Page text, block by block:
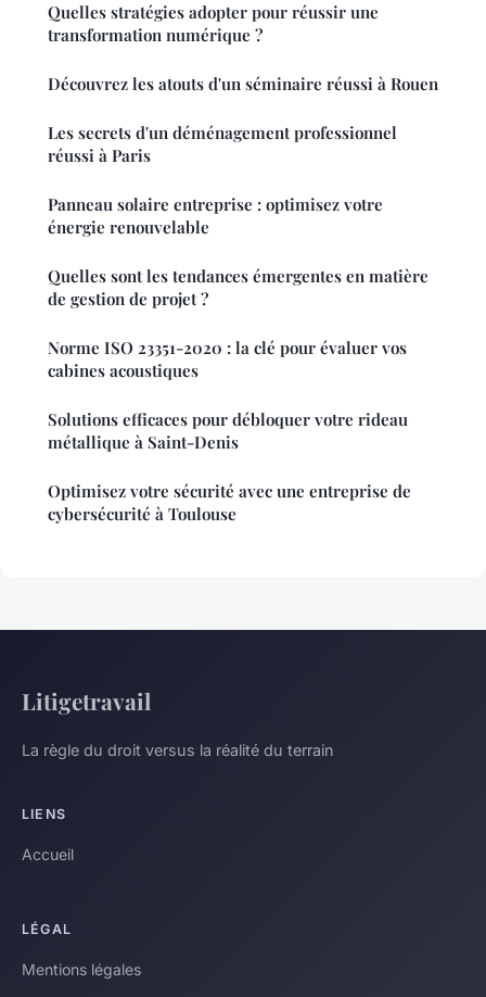
Quelles stratégies adopter pour réussir une
transformation numérique ?
Découvrez les atouts d'un séminaire réussi à Rouen
Les secrets d'un déménagement professionnel
réussi à Paris
Panneau solaire entreprise : optimisez votre
énergie renouvelable
Quelles sont les tendances émergentes en matière
de gestion de projet ?
Norme ISO 23351-2020 : la clé pour évaluer vos
cabines acoustiques
Solutions efficaces pour débloquer votre rideau
métallique à Saint-Denis
Optimisez votre sécurité avec une entreprise de
cybersécurité à Toulouse
Litigetravail
La règle du droit versus la réalité du terrain
LIENS
Accueil
LÉGAL
Mentions légales